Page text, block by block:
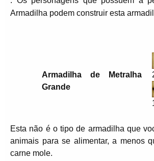
Armadilha podem construir esta
Armadilha de Metralha
Grande
Esta não é o tipo de armadilha que
animais para se alimentar, a menos
carne mole.